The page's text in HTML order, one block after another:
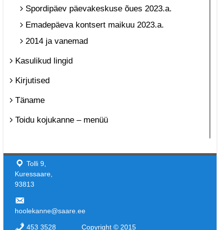
Spordipäev päevakeskuse õues 2023.a.
Emadepäeva kontsert maikuu 2023.a.
2014 ja vanemad
Kasulikud lingid
Kirjutised
Täname
Toidu kojukanne – menüü
Tolli 9,
Kuressaare,
93813
hoolekanne@saare.ee
453 3528 Copyright © 2015